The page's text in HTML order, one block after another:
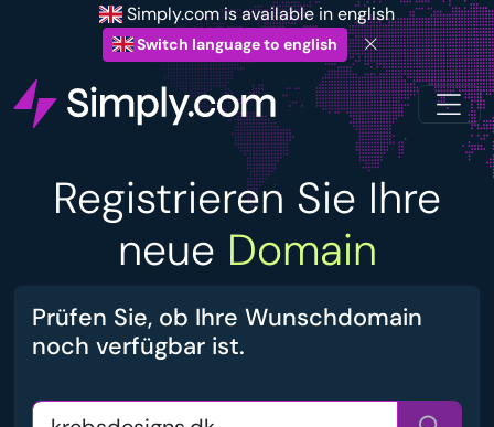
Simply.com is available in english
Switch language to english
Registrieren Sie Ihre
neue Domain
Prüfen Sie, ob Ihre Wunschdomain
noch verfügbar ist.